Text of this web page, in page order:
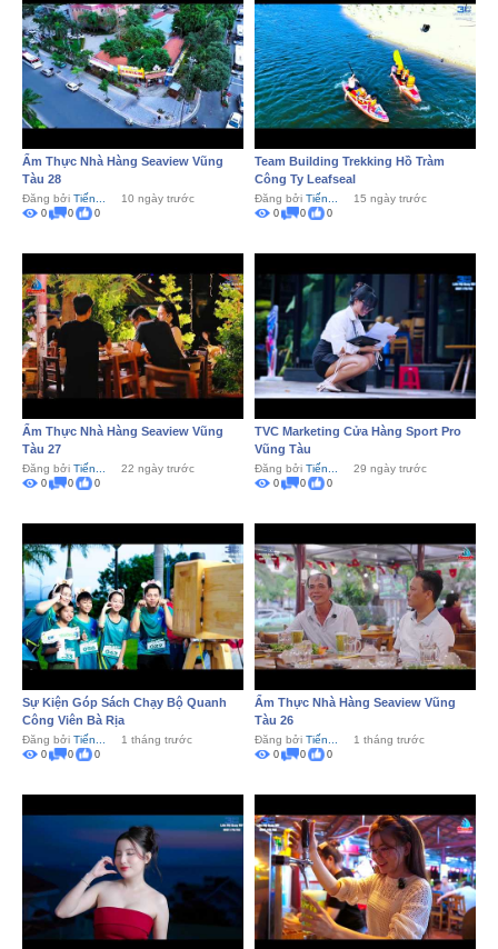
Ẩm Thực Nhà Hàng Seaview Vũng
Tàu 28
Đăng bởi Tiến... 10 ngày trước
0 0 0
Team Building Trekking Hồ Tràm
Công Ty Leafseal
Đăng bởi Tiến... 15 ngày trước
0 0 0
Ẩm Thực Nhà Hàng Seaview Vũng
Tàu 27
Đăng bởi Tiến... 22 ngày trước
0 0 0
TVC Marketing Cửa Hàng Sport Pro
Vũng Tàu
Đăng bởi Tiến... 29 ngày trước
0 0 0
Sự Kiện Góp Sách Chạy Bộ Quanh
Công Viên Bà Rịa
Đăng bởi Tiến... 1 tháng trước
0 0 0
Ẩm Thực Nhà Hàng Seaview Vũng
Tàu 26
Đăng bởi Tiến... 1 tháng trước
0 0 0